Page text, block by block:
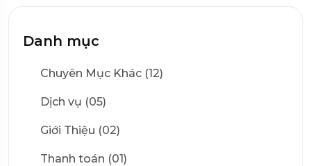
Danh mục
Chuyên Mục Khác (12)
Dịch vụ (05)
Giới Thiệu (02)
Thanh toán (01)